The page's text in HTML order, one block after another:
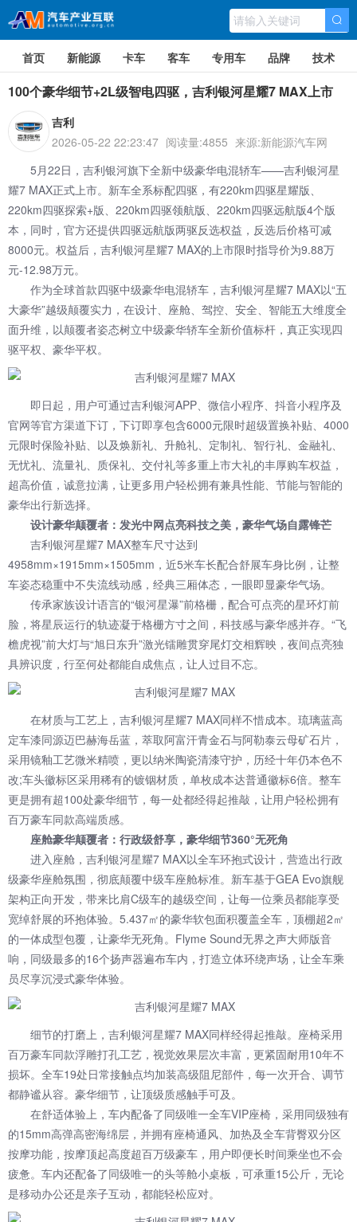
首页 新能源 卡车 客车 专用车 品牌 技术
100个豪华细节+2L级智电四驱，吉利银河星耀7 MAX上市
吉利
2026-05-22 22:23:47 阅读量:4855 来源:新能源汽车网
5月22日，吉利银河旗下全新中级豪华电混轿车——吉利银河星
耀7 MAX正式上市。新车全系标配四驱，有220km四驱星耀版、
220km四驱探索+版、220km四驱领航版、220km四驱远航版4个版
本，同时，官方还提供四驱远航版两驱反选权益，反选后价格可减
8000元。权益后，吉利银河星耀7 MAX的上市限时指导价为9.88万
元-12.98万元。
作为全球首款四驱中级豪华电混轿车，吉利银河星耀7 MAX以“五
大豪华”越级颠覆实力，在设计、座舱、驾控、安全、智能五大维度全
面升维，以颠覆者姿态树立中级豪华轿车全新价值标杆，真正实现四
驱平权、豪华平权。
即日起，用户可通过吉利银河APP、微信小程序、抖音小程序及
官网等官方渠道下订，下订即享包含6000元限时超级置换补贴、4000
元限时保险补贴、以及焕新礼、升舱礼、定制礼、智行礼、金融礼、
无忧礼、流量礼、质保礼、交付礼等多重上市大礼的丰厚购车权益，
超高价值，诚意拉满，让更多用户轻松拥有兼具性能、节能与智能的
豪华出行新选择。
设计豪华颠覆者：发光中网点亮科技之美，豪华气场自露锋芒
吉利银河星耀7 MAX整车尺寸达到
4958mm×1915mm×1505mm，近5米车长配合舒展车身比例，让整
车姿态稳重中不失流线动感，经典三厢体态，一眼即显豪华气场。
传承家族设计语言的“银河星瀑”前格栅，配合可点亮的星环灯前
脸，将星辰运行的轨迹凝于格栅方寸之间，科技感与豪华感并存。“飞
檐虎视”前大灯与“旭日东升”激光镭雕贯穿尾灯交相辉映，夜间点亮独
具辨识度，行至何处都能自成焦点，让人过目不忘。
在材质与工艺上，吉利银河星耀7 MAX同样不惜成本。琉璃蓝高
定车漆同源迈巴赫海岳蓝，萃取阿富汗青金石与阿勒泰云母矿石片，
采用镜釉工艺微米精喷，更以纳米陶瓷清漆守护，历经十年仍本色不
改;车头徽标区采用稀有的镀铟材质，单枚成本达普通徽标6倍。整车
更是拥有超100处豪华细节，每一处都经得起推敲，让用户轻松拥有
百万豪车同款高端质感。
座舱豪华颠覆者：行政级舒享，豪华细节360°无死角
进入座舱，吉利银河星耀7 MAX以全车环抱式设计，营造出行政
级豪华座舱氛围，彻底颠覆中级车座舱标准。新车基于GEA Evo旗舰
架构正向开发，带来比肩C级车的越级空间，让每一位乘员都能享受
宽绰舒展的环抱体验。5.437㎡的豪华软包面积覆盖全车，顶棚超2㎡
的一体成型包覆，让豪华无死角。Flyme Sound无界之声大师版音
响，同级最多的16个扬声器遍布车内，打造立体环绕声场，让全车乘
员尽享沉浸式豪华体验。
细节的打磨上，吉利银河星耀7 MAX同样经得起推敲。座椅采用
百万豪车同款浮雕打孔工艺，视觉效果层次丰富，更紧固耐用10年不
损坏。全车19处日常接触点均加装高级阻尼部件，每一次开合、调节
都静谧从容。豪华细节，让顶级质感触手可及。
在舒适体验上，车内配备了同级唯一全车VIP座椅，采用同级独有
的15mm高弹高密海绵层，并拥有座椅通风、加热及全车背臀双分区
按摩功能，按摩顶起高度超百万级豪车，用户即便长时间乘坐也不会
疲惫。车内还配备了同级唯一的头等舱小桌板，可承重15公斤，无论
是移动办公还是亲子互动，都能轻松应对。